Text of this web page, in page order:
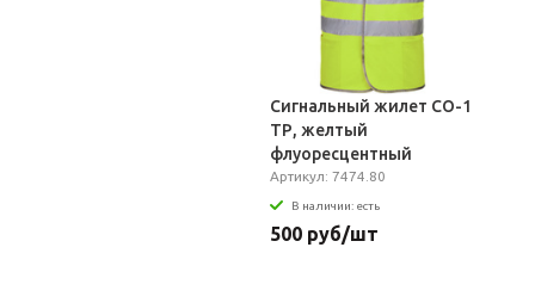
Сигнальный жилет СО-1
ТР, желтый
флуоресцентный
Артикул: 7474.80
В наличии: есть
500 руб/шт